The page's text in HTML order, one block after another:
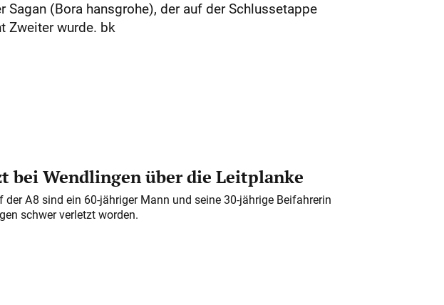
(Bora hansgrohe), der auf der Schlussetappe
Zweiter wurde. bk
bei Wendlingen über die Leitplanke
der A 8 sind ein 60-jähriger Mann und seine 30-jährige Beifahrerin
schwer verletzt worden.